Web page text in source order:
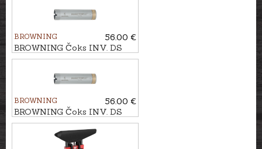
BROWNING
56.00 €
BROWNING Čoks INV. DS
kal. .12 IM (3/4)
BROWNING
56.00 €
BROWNING Čoks INV. DS
kal. .12 M (1/2)